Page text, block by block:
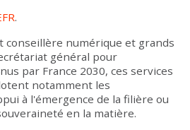
.
conseillère numérique et grands
général pour
par France 2030, ces services
notamment les
à l'émergence de la filière ou
en la matière.